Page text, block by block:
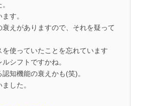
す。
衰えがありますので、それを疑って
を使っていたことを忘れています
シフトですかね。
知機能の衰えかも(笑)。
した。